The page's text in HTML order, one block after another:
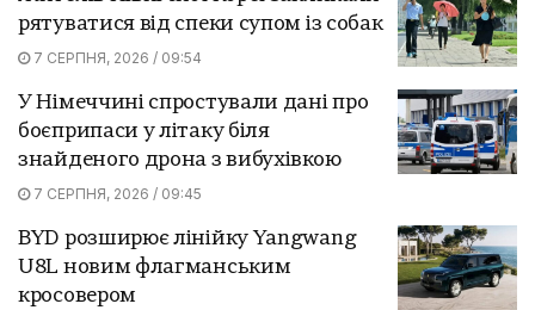
рятуватися від спеки супом із собак
7 СЕРПНЯ, 2026 / 09:54
У Німеччині спростували дані про
боєприпаси у літаку біля
знайденого дрона з вибухівкою
7 СЕРПНЯ, 2026 / 09:45
BYD розширює лінійку Yangwang
U8L новим флагманським
кросовером